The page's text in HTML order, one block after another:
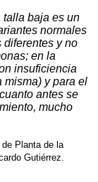
talla baja es un
normales
diferentes y no
en la
insuficiencia
misma) y para el
antes se
mucho
Planta de la
Gutiérrez.